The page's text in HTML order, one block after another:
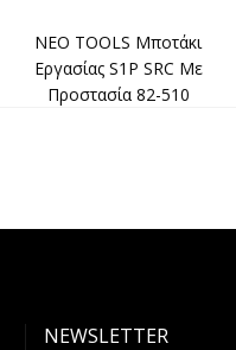
NEO TOOLS Μποτάκι
Εργασίας S1P SRC Με
Προστασία 82-510
NEWSLETTER